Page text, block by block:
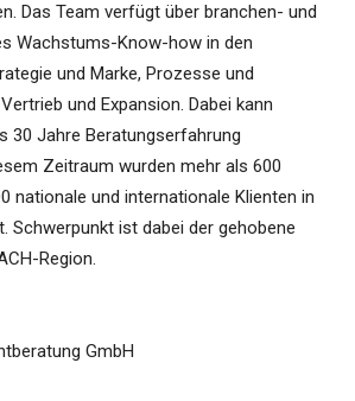
Das Team verfügt über branchen- und
Wachstums-Know-how in den
und Marke, Prozesse und
und Expansion. Dabei kann
30 Jahre Beratungserfahrung
Zeitraum wurden mehr als 600
nationale und internationale Klienten in
Schwerpunkt ist dabei der gehobene
Region.
GmbH